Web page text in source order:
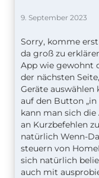
9. September 2023
Sorry, komme
da groß zu
App wie gewohnt
der nächsten
Geräte
auf den Button
kann man sich
an Kurzbefehlen
natürlich Wenn-
steuern von
sich natürlich
auch mit